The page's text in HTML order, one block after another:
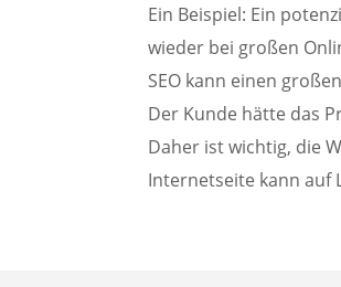
Ein Beispiel: Ein
wieder bei großen
SEO kann einen
Der Kunde hätte das
Daher ist wichtig, die
Internetseite kann auf